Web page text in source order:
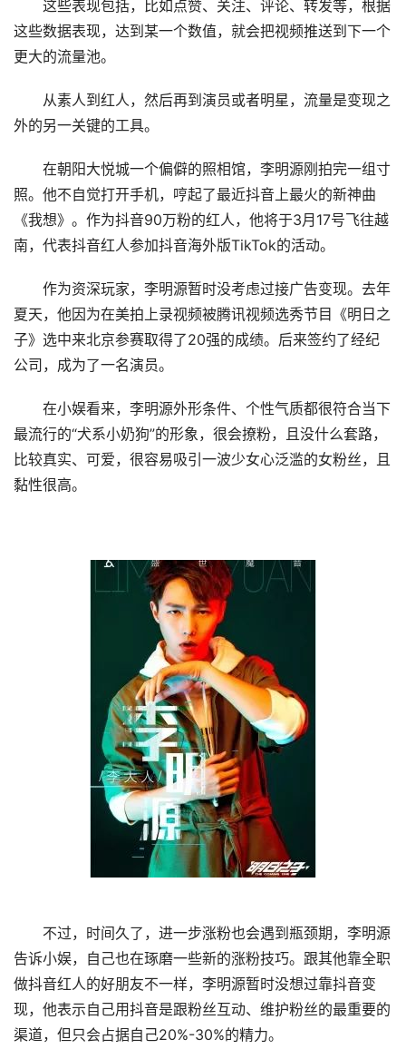
这些表现包括，比如点赞、关注、评论、转发等，根据
这些数据表现，达到某一个数值，就会把视频推送到下一个
更大的流量池。
从素人到红人，然后再到演员或者明星，流量是变现之
外的另一关键的工具。
在朝阳大悦城一个偏僻的照相馆，李明源刚拍完一组寸
照。他不自觉打开手机，哼起了最近抖音上最火的新神曲
《我想》。作为抖音90万粉的红人，他将于3月17号飞往越
南，代表抖音红人参加抖音海外版TikTok的活动。
作为资深玩家，李明源暂时没考虑过接广告变现。去年
夏天，他因为在美拍上录视频被腾讯视频选秀节目《明日之
子》选中来北京参赛取得了20强的成绩。后来签约了经纪
公司，成为了一名演员。
在小娱看来，李明源外形条件、个性气质都很符合当下
最流行的“犬系小奶狗”的形象，很会撩粉，且没什么套路，
比较真实、可爱，很容易吸引一波少女心泛滥的女粉丝，且
黏性很高。
不过，时间久了，进一步涨粉也会遇到瓶颈期，李明源
告诉小娱，自己也在琢磨一些新的涨粉技巧。跟其他靠全职
做抖音红人的好朋友不一样，李明源暂时没想过靠抖音变
现，他表示自己用抖音是跟粉丝互动、维护粉丝的最重要的
渠道，但只会占据自己20%-30%的精力。